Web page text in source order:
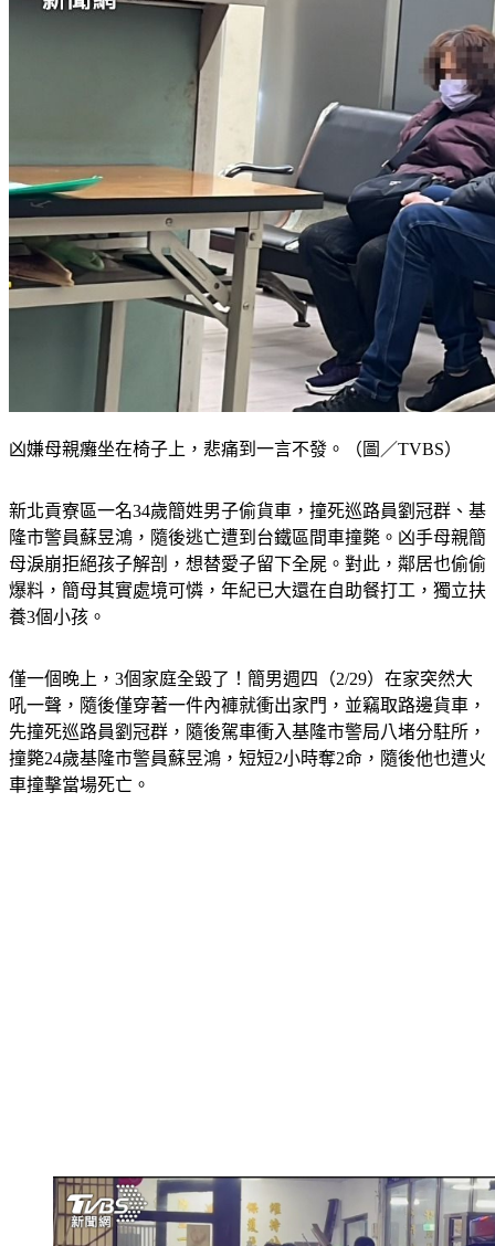
凶嫌母親癱坐在椅子上，悲痛到一言不發。（圖／TVBS）
新北貢寮區一名34歲簡姓男子偷貨車，撞死巡路員劉冠群、基
隆市警員蘇昱鴻，隨後逃亡遭到台鐵區間車撞斃。凶手母親簡
母淚崩拒絕孩子解剖，想替愛子留下全屍。對此，鄰居也偷偷
爆料，簡母其實處境可憐，年紀已大還在自助餐打工，獨立扶
養3個小孩。
僅一個晚上，3個家庭全毀了！簡男週四（2/29）在家突然大
吼一聲，隨後僅穿著一件內褲就衝出家門，並竊取路邊貨車，
先撞死巡路員劉冠群，隨後駕車衝入基隆市警局八堵分駐所，
撞斃24歲基隆市警員蘇昱鴻，短短2小時奪2命，隨後他也遭火
車撞擊當場死亡。